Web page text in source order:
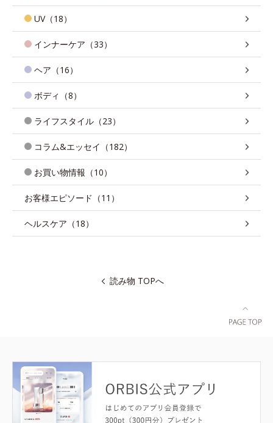
UV（18）
インナーケア（33）
ヘア（16）
ボディ（8）
ライフスタイル（23）
コラム&エッセイ（182）
お買い物情報（10）
お客様エピソード（11）
ヘルスケア（18）
読み物 TOPへ